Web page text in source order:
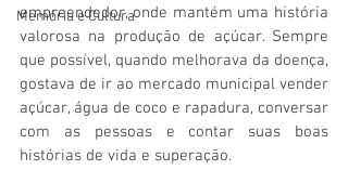
Memória e Cultura
empreendedor, onde mantém uma história
valorosa na produção de açúcar. Sempre
que possível, quando melhorava da doença,
gostava de ir ao mercado municipal vender
açúcar, água de coco e rapadura, conversar
com as pessoas e contar suas boas
histórias de vida e superação.